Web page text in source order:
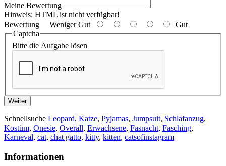
Meine Bewertung
Hinweis: HTML ist nicht verfügbar!
Bewertung Weniger Gut
Gut
Captcha
Bitte die Aufgabe lösen
Weiter
Schnellsuche Leopard, Katze, Pyjamas, Jumpsuit, Schlafanzug,
Kostüm, Onesie, Overall, Erwachsene, Fasnacht, Fasching,
Karneval, cat, chat gatto, kitty, kitten, catsofinstagram
Informationen